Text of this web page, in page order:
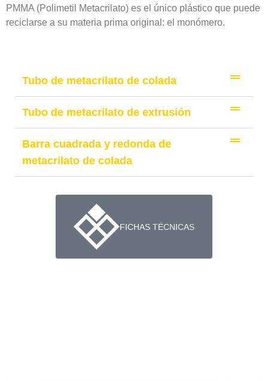
PMMA (Polimetil Metacrilato) es el único plástico que puede
reciclarse a su materia prima original: el monómero.
Tubo de metacrilato de colada
Tubo de metacrilato de extrusión
Barra cuadrada y redonda de
metacrilato de colada
FICHAS TÉCNICAS